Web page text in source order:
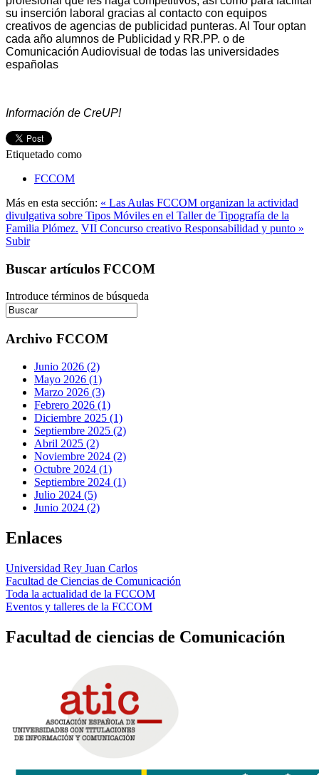
su inserción laboral gracias al contacto con equipos
creativos de agencias de publicidad punteras. Al Tour optan
cada año alumnos de Publicidad y RR.PP. o de
Comunicación Audiovisual de todas las universidades
españolas
Información de CreUP!
Etiquetado como
FCCOM
Más en esta sección: « Las Aulas FCCOM organizan la actividad
divulgativa sobre Tipos Móviles en el Taller de Tipografía de la
Familia Plómez. VII Concurso creativo Responsabilidad y punto »
Subir
Buscar artículos FCCOM
Introduce términos de búsqueda
Archivo FCCOM
Junio 2026 (2)
Mayo 2026 (1)
Marzo 2026 (3)
Febrero 2026 (1)
Diciembre 2025 (1)
Septiembre 2025 (2)
Abril 2025 (2)
Noviembre 2024 (2)
Octubre 2024 (1)
Septiembre 2024 (1)
Julio 2024 (5)
Junio 2024 (2)
Enlaces
Universidad Rey Juan Carlos
Facultad de Ciencias de Comunicación
Toda la actualidad de la FCCOM
Eventos y talleres de la FCCOM
Facultad de ciencias de Comunicación